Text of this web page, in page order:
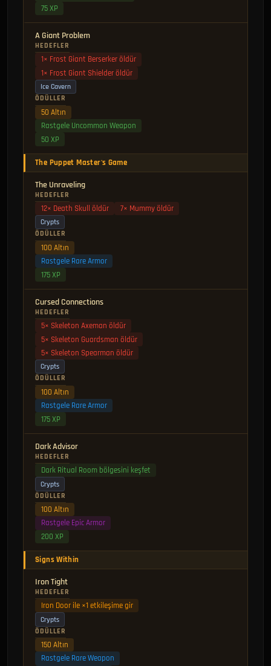
75 XP
A Giant Problem
HEDEFLER
1× Frost Giant Berserker öldür
1× Frost Giant Shielder öldür
Ice Cavern
ÖDÜLLER
50 Altın
Rastgele Uncommon Weapon
50 XP
The Puppet Master's Game
The Unraveling
HEDEFLER
12× Death Skull öldür 7× Mummy öldür
Crypts
ÖDÜLLER
100 Altın
Rastgele Rare Armor
175 XP
Cursed Connections
HEDEFLER
5× Skeleton Axeman öldür
5× Skeleton Guardsman öldür
5× Skeleton Spearman öldür
Crypts
ÖDÜLLER
100 Altın
Rastgele Rare Armor
175 XP
Dark Advisor
HEDEFLER
Dark Ritual Room bölgesini keşfet
Crypts
ÖDÜLLER
100 Altın
Rastgele Epic Armor
200 XP
Signs Within
Iron Tight
HEDEFLER
Iron Door ile ×1 etkileşime gir
Crypts
ÖDÜLLER
150 Altın
Rastgele Rare Weapon